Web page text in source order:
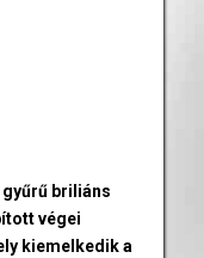
briliáns
végei
kiemelkedik a